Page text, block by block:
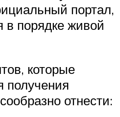
портал,
в порядке живой
которые
получения
отнести: